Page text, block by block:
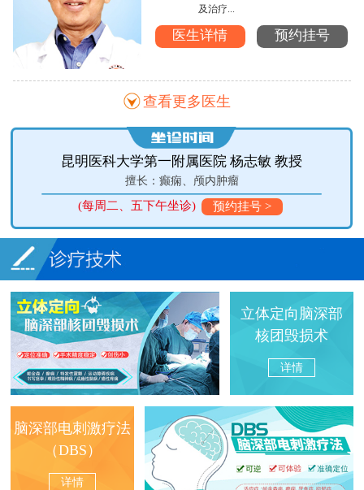
及治疗...
医生详情 预约挂号
查看更多医生
昆明医科大学第一附属医院 杨志敏 教授
擅长：癫痫、颅内肿瘤
(每周二、五下午坐诊) 预约挂号 >
立体定向脑深部
核团毁损术
详情
脑深部电刺激疗法
（DBS）
详情